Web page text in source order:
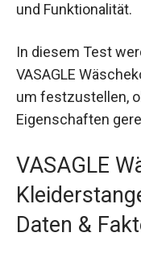
und Funktionalität.
In diesem Test
VASAGLE
um festzustellen,
Eigenschaften
VASAGLE
Daten &